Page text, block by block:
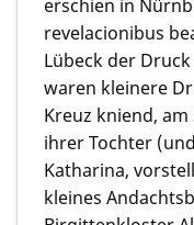
erschien in
revelacionibus
Lübeck der
waren kleinere
Kreuz kniend,
ihrer Tochter
Katharina,
kleines